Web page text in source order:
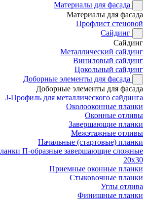
Материалы для фасада
Материалы для фасада
Профлист стеновой
Сайдинг
Сайдинг
Металлический сайдинг
Виниловый сайдинг
Цокольный сайдинг
Доборные элементы для фасада
Доборные элементы для фасада
J-Профиль для металлического сайдинга
Околооконные планки
Оконные отливы
Завершающие планки
Межэтажные отливы
Начальные (стартовые) планки
П-образные завершающие сложные
20x30
Приемные оконные планки
Стыковочные планки
Углы отлива
Финишные планки